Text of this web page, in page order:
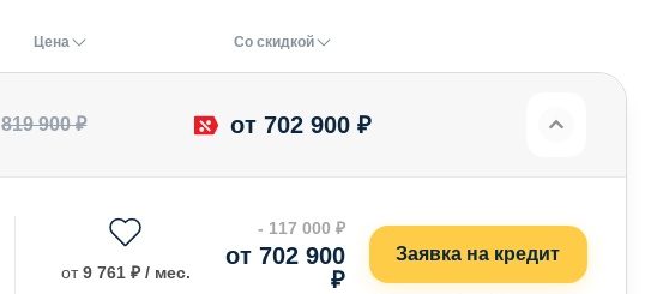
Цена Со скидкой
819 900 ₽ от 702 900 ₽
от9 761 ₽ / мес.
- 117 000 ₽
от 702 900
₽
Заявка на кредит